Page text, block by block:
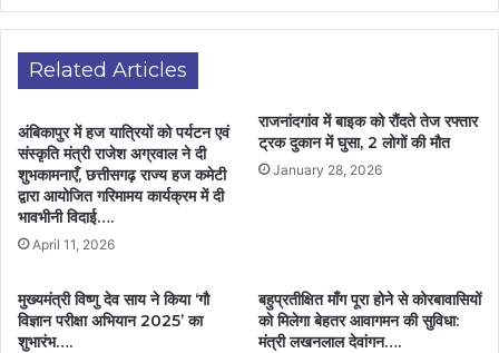
Related Articles
अंबिकापुर में हज यात्रियों को पर्यटन एवं
संस्कृति मंत्री राजेश अग्रवाल ने दी
शुभकामनाएँ, छत्तीसगढ़ राज्य हज कमेटी
द्वारा आयोजित गरिमामय कार्यक्रम में दी
भावभीनी विदाई….
April 11, 2026
राजनांदगांव में बाइक को रौंदते तेज रफ्तार
ट्रक दुकान में घुसा, 2 लोगों की मौत
January 28, 2026
मुख्यमंत्री विष्णु देव साय ने किया ‘गौ
विज्ञान परीक्षा अभियान 2025’ का
शुभारंभ….
बहुप्रतीक्षित माँग पूरा होने से कोरबावासियों
को मिलेगा बेहतर आवागमन की सुविधा:
मंत्री लखनलाल देवांगन….